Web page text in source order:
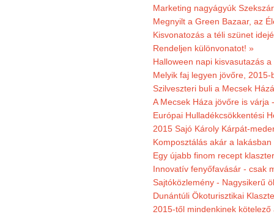
Marketing nagyágyúk
Megnyilt a Green Bazaar, az
Kisvonatozás a téli szünet
Rendeljen különvonatot! »
Halloween napi kisvasutazás
Melyik faj legyen jövőre,
Szilveszteri buli a Mecsek
A Mecsek Háza jövőre is várja
Európai Hulladékcsökkentési
2015 Sajó Károly Kárpát-
Komposztálás akár a lakásban
Egy újabb finom recept
Innovatív fenyőfavásár - csak
Sajtóközlemény - Nagysikerű
Dunántúli Ökoturisztikai
2015-től mindenkinek